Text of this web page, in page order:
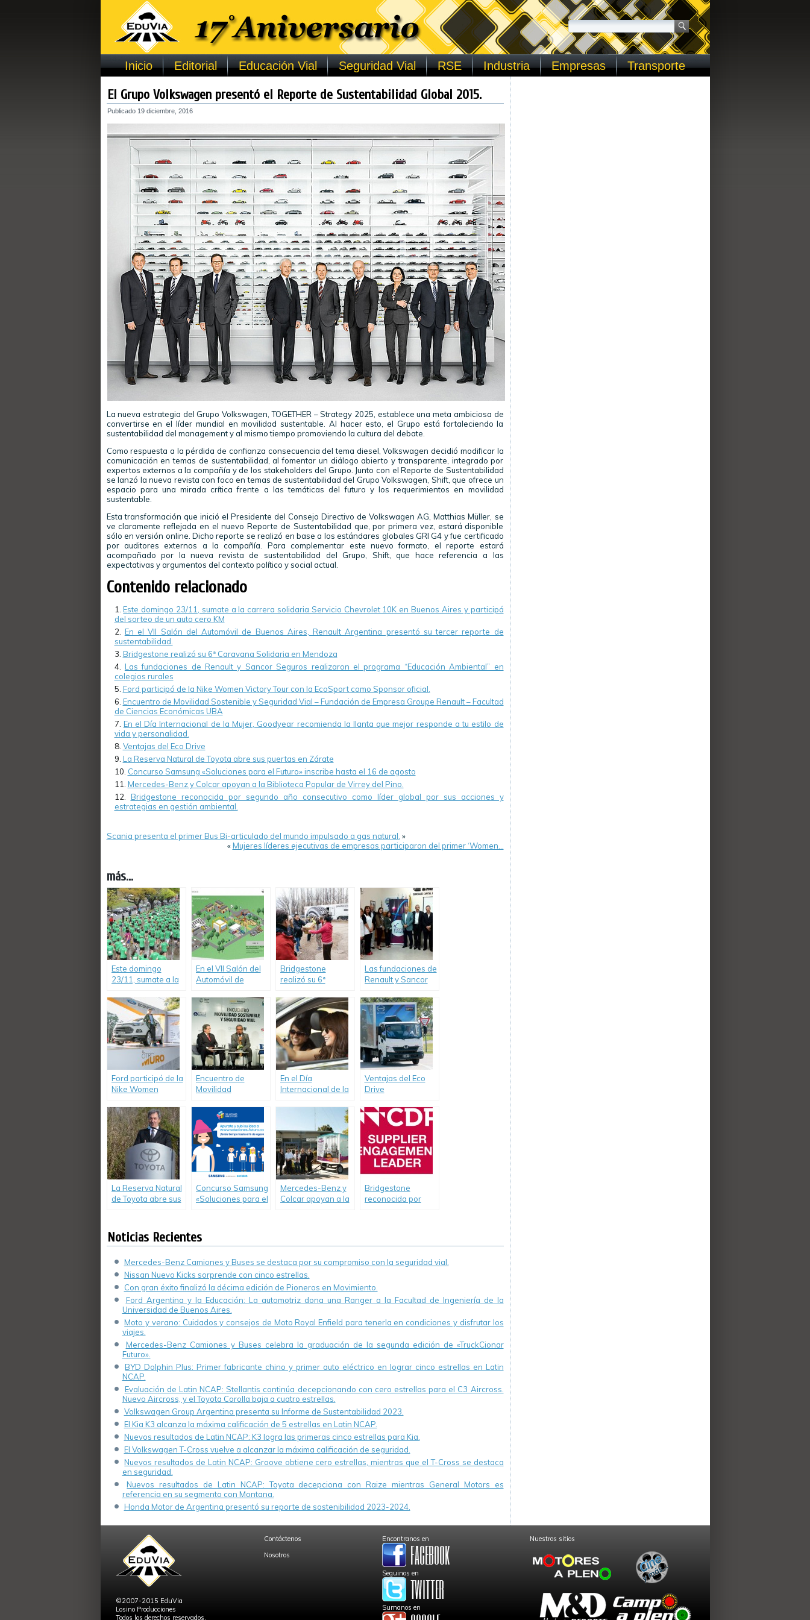
Inicio Editorial Educación Vial Seguridad Vial RSE Industria Empresas Transporte
El Grupo Volkswagen presentó el Reporte de Sustentabilidad Global 2015.
Publicado 19 diciembre, 2016
La nueva estrategia del Grupo Volkswagen, TOGETHER – Strategy 2025, establece una meta ambiciosa de
convertirse en el líder mundial en movilidad sustentable. Al hacer esto, el Grupo está fortaleciendo la
sustentabilidad del management y al mismo tiempo promoviendo la cultura del debate.
Como respuesta a la pérdida de confianza consecuencia del tema diesel, Volkswagen decidió modificar la
comunicación en temas de sustentabilidad, al fomentar un diálogo abierto y transparente, integrado por
expertos externos a la compañía y de los stakeholders del Grupo. Junto con el Reporte de Sustentabilidad
se lanzó la nueva revista con foco en temas de sustentabilidad del Grupo Volkswagen, Shift, que ofrece un
espacio para una mirada crítica frente a las temáticas del futuro y los requerimientos en movilidad
sustentable.
Esta transformación que inició el Presidente del Consejo Directivo de Volkswagen AG, Matthias Müller, se
ve claramente reflejada en el nuevo Reporte de Sustentabilidad que, por primera vez, estará disponible
sólo en versión online. Dicho reporte se realizó en base a los estándares globales GRI G4 y fue certificado
por auditores externos a la compañía. Para complementar este nuevo formato, el reporte estará
acompañado por la nueva revista de sustentabilidad del Grupo, Shift, que hace referencia a las
expectativas y argumentos del contexto político y social actual.
Contenido relacionado
Este domingo 23/11, sumate a la carrera solidaria Servicio Chevrolet 10K en Buenos Aires y participá
del sorteo de un auto cero KM
En el VII Salón del Automóvil de Buenos Aires, Renault Argentina presentó su tercer reporte de
sustentabilidad.
Bridgestone realizó su 6ª Caravana Solidaria en Mendoza
Las fundaciones de Renault y Sancor Seguros realizaron el programa “Educación Ambiental” en
colegios rurales
Ford participó de la Nike Women Victory Tour con la EcoSport como Sponsor oficial.
Encuentro de Movilidad Sostenible y Seguridad Vial – Fundación de Empresa Groupe Renault – Facultad
de Ciencias Económicas UBA
En el Día Internacional de la Mujer, Goodyear recomienda la llanta que mejor responde a tu estilo de
vida y personalidad.
Ventajas del Eco Drive
La Reserva Natural de Toyota abre sus puertas en Zárate
Concurso Samsung «Soluciones para el Futuro» inscribe hasta el 16 de agosto
Mercedes-Benz y Colcar apoyan a la Biblioteca Popular de Virrey del Pino.
Bridgestone reconocida por segundo año consecutivo como líder global por sus acciones y
estrategias en gestión ambiental.
Scania presenta el primer Bus Bi-articulado del mundo impulsado a gas natural. »
«Mujeres líderes ejecutivas de empresas participaron del primer ‘Women…
más...
Este domingo
23/11, sumate a la
Servicio Chevrolet
10K en Buenos
Aires y participá
del sorteo de un
auto cero KM
En el VII Salón del
Automóvil de
Renault Argentina
presentó su tercer
reporte de
sustentabilidad.
Bridgestone
realizó su 6ª
en Mendoza
Las fundaciones de
Renault y Sancor
el programa
“Educación
Ambiental” en
colegios rurales
Ford participó de la
Nike Women
EcoSport como
Sponsor oficial.
Encuentro de
Movilidad
Seguridad Vial –
Fundación de
Empresa Groupe
Renault – Facultad
de Ciencias
Económicas UBA
En el Día
Internacional de la
responde a tu
estilo de vida y
personalidad.
Ventajas del Eco
Drive
La Reserva Natural
de Toyota abre sus
Concurso Samsung
«Soluciones para el
Mercedes-Benz y
Colcar apoyan a la
Bridgestone
reconocida por
gestión ambiental.
Noticias Recientes
Mercedes-Benz Camiones y Buses se destaca por su compromiso con la seguridad vial.
Nissan Nuevo Kicks sorprende con cinco estrellas.
Con gran éxito finalizó la décima edición de Pioneros en Movimiento.
Ford Argentina y la Educación: La automotriz dona una Ranger a la Facultad de Ingeniería de la
Universidad de Buenos Aires.
Moto y verano: Cuidados y consejos de Moto Royal Enfield para tenerla en condiciones y disfrutar los
viajes.
Mercedes-Benz Camiones y Buses celebra la graduación de la segunda edición de «TruckCionar
Futuro».
BYD Dolphin Plus: Primer fabricante chino y primer auto eléctrico en lograr cinco estrellas en Latin
NCAP.
Evaluación de Latin NCAP: Stellantis continúa decepcionando con cero estrellas para el C3 Aircross.
Nuevo Aircross, y el Toyota Corolla baja a cuatro estrellas.
Volkswagen Group Argentina presenta su Informe de Sustentabilidad 2023.
El Kia K3 alcanza la máxima calificación de 5 estrellas en Latin NCAP.
Nuevos resultados de Latin NCAP: K3 logra las primeras cinco estrellas para Kia.
El Volkswagen T-Cross vuelve a alcanzar la máxima calificación de seguridad.
Nuevos resultados de Latin NCAP: Groove obtiene cero estrellas, mientras que el T-Cross se destaca
en seguridad.
Nuevos resultados de Latin NCAP: Toyota decepciona con Raize mientras General Motors es
referencia en su segmento con Montana.
Honda Motor de Argentina presentó su reporte de sostenibilidad 2023-2024.
©2007-2015 EduVia
Losino Producciones
Todos los derechos reservados.
Contáctenos
Nosotros
Encontranos en
Seguinos en
Sumanos en
Nuestros sitios